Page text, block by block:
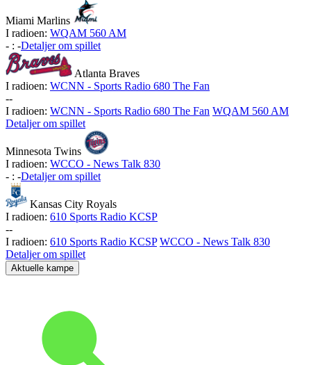
Miami Marlins
I radioen: WQAM 560 AM
- : -Detaljer om spillet
Atlanta Braves
I radioen: WCNN - Sports Radio 680 The Fan
--
I radioen: WCNN - Sports Radio 680 The Fan WQAM 560 AM
Detaljer om spillet
Minnesota Twins
I radioen: WCCO - News Talk 830
- : -Detaljer om spillet
Kansas City Royals
I radioen: 610 Sports Radio KCSP
--
I radioen: 610 Sports Radio KCSP WCCO - News Talk 830
Detaljer om spillet
Aktuelle kampe